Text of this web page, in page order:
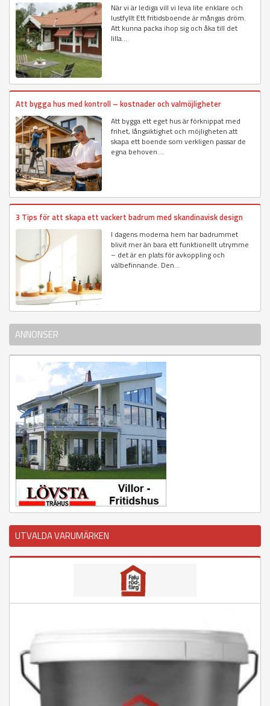
När vi är lediga vill vi leva lite enklare och
lustfyllt Ett fritidsboende är mångas dröm.
Att kunna packa ihop sig och åka till det
lilla...
Att bygga hus med kontroll – kostnader och valmöjligheter
Att bygga ett eget hus är förknippat med
frihet, långsiktighet och möjligheten att
skapa ett boende som verkligen passar de
egna behoven....
3 Tips för att skapa ett vackert badrum med skandinavisk design
I dagens moderna hem har badrummet
blivit mer än bara ett funktionellt utrymme
– det är en plats för avkoppling och
välbefinnande. Den...
ANNONSER
UTVALDA VARUMÄRKEN